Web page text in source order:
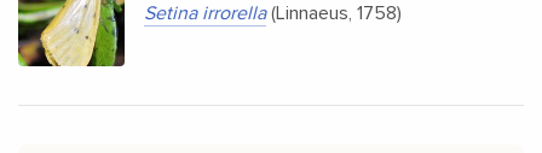
Setina irrorella(Linnaeus, 1758)